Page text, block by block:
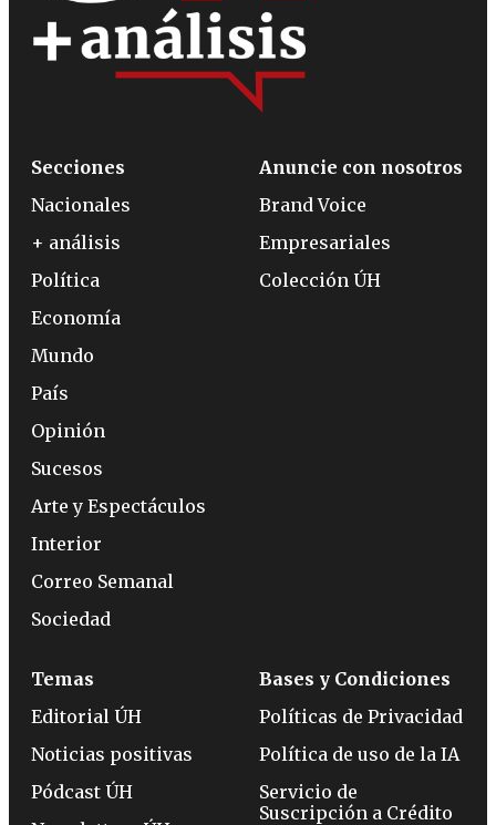
Secciones
Nacionales
+ análisis
Política
Economía
Mundo
País
Opinión
Sucesos
Arte y Espectáculos
Interior
Correo Semanal
Sociedad
Anuncie con nosotros
Brand Voice
Empresariales
Colección ÚH
Temas
Editorial ÚH
Noticias positivas
Pódcast ÚH
Bases y Condiciones
Políticas de Privacidad
Política de uso de la IA
Servicio de
Suscripción a Crédito